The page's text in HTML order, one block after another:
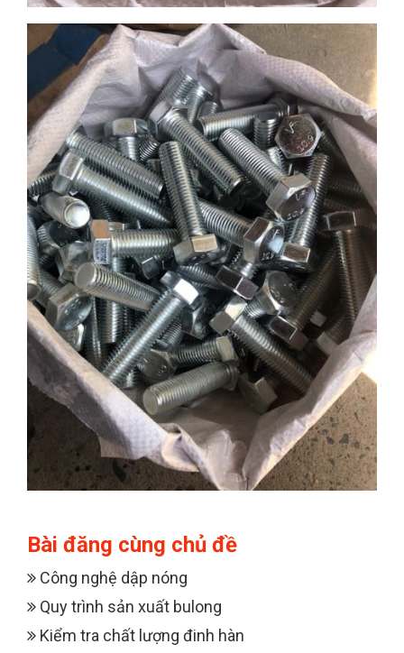
Bài đăng cùng chủ đề
Công nghệ dập nóng
Quy trình sản xuất bulong
Kiểm tra chất lượng đinh hàn